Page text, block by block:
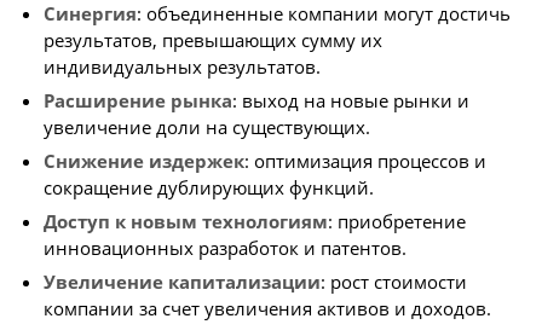
Синергия: объединенные компании могут достичь
результатов, превышающих сумму их
индивидуальных результатов.
Расширение рынка: выход на новые рынки и
увеличение доли на существующих.
Снижение издержек: оптимизация процессов и
сокращение дублирующих функций.
Доступ к новым технологиям: приобретение
инновационных разработок и патентов.
Увеличение капитализации: рост стоимости
компании за счет увеличения активов и доходов.